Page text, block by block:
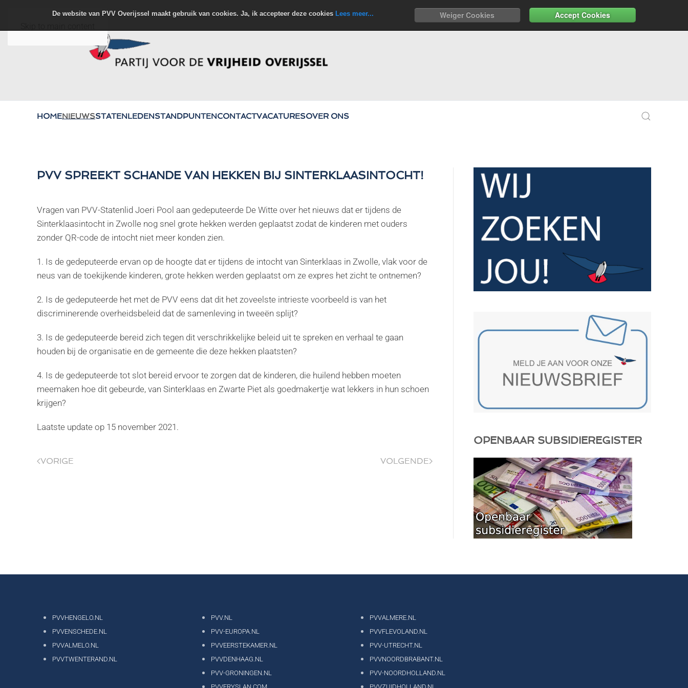
De website van PVV Overijssel maakt gebruik van cookies. Ja, ik accepteer deze cookies Lees meer... Weiger Cookies Accept Cookies
HOMENIEUWSSTATENLEDENSTANDPUNTENCONTACTVACATURESOVER ONS
PVV SPREEKT SCHANDE VAN HEKKEN BIJ SINTERKLAASINTOCHT!
Vragen van PVV-Statenlid Joeri Pool aan gedeputeerde De Witte over het nieuws dat er tijdens de
Sinterklaasintocht in Zwolle nog snel grote hekken werden geplaatst zodat de kinderen met ouders
zonder QR-code de intocht niet meer konden zien.
1. Is de gedeputeerde ervan op de hoogte dat er tijdens de intocht van Sinterklaas in Zwolle, vlak voor de
neus van de toekijkende kinderen, grote hekken werden geplaatst om ze expres het zicht te ontnemen?
2. Is de gedeputeerde het met de PVV eens dat dit het zoveelste intrieste voorbeeld is van het
discriminerende overheidsbeleid dat de samenleving in tweeën splijt?
3. Is de gedeputeerde bereid zich tegen dit verschrikkelijke beleid uit te spreken en verhaal te gaan
houden bij de organisatie en de gemeente die deze hekken plaatsten?
4. Is de gedeputeerde tot slot bereid ervoor te zorgen dat de kinderen, die huilend hebben moeten
meemaken hoe dit gebeurde, van Sinterklaas en Zwarte Piet als goedmakertje wat lekkers in hun schoen
krijgen?
Laatste update op 15 november 2021 .
VORIGE VOLGENDE
OPENBAAR SUBSIDIEREGISTER
PVVHENGELO.NL
PVVENSCHEDE.NL
PVVALMELO.NL
PVVTWENTERAND.NL
PVV.NL
PVV-EUROPA.NL
PVVEERSTEKAMER.NL
PVVDENHAAG.NL
PVV-GRONINGEN.NL
PVVALMERE.NL
PVVFLEVOLAND.NL
PVV-UTRECHT.NL
PVVNOORDBRABANT.NL
PVV-NOORDHOLLAND.NL